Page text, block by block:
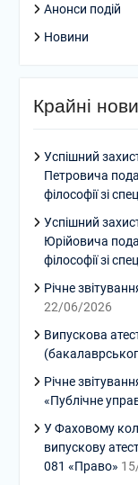
Анонси подій
Новини
Крайні
Успішний
Петровича
філософії зі
Успішний
Юрійовича
філософії зі
Річне
22/06/2026
Випускова
Річне
«Публічне
У Фаховому
випускову
081 «Право»